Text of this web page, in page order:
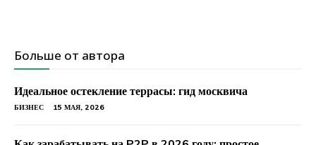
Больше от автора
Идеальное остекление террасы: гид москвича
БИЗНЕС 15 МАЯ, 2026